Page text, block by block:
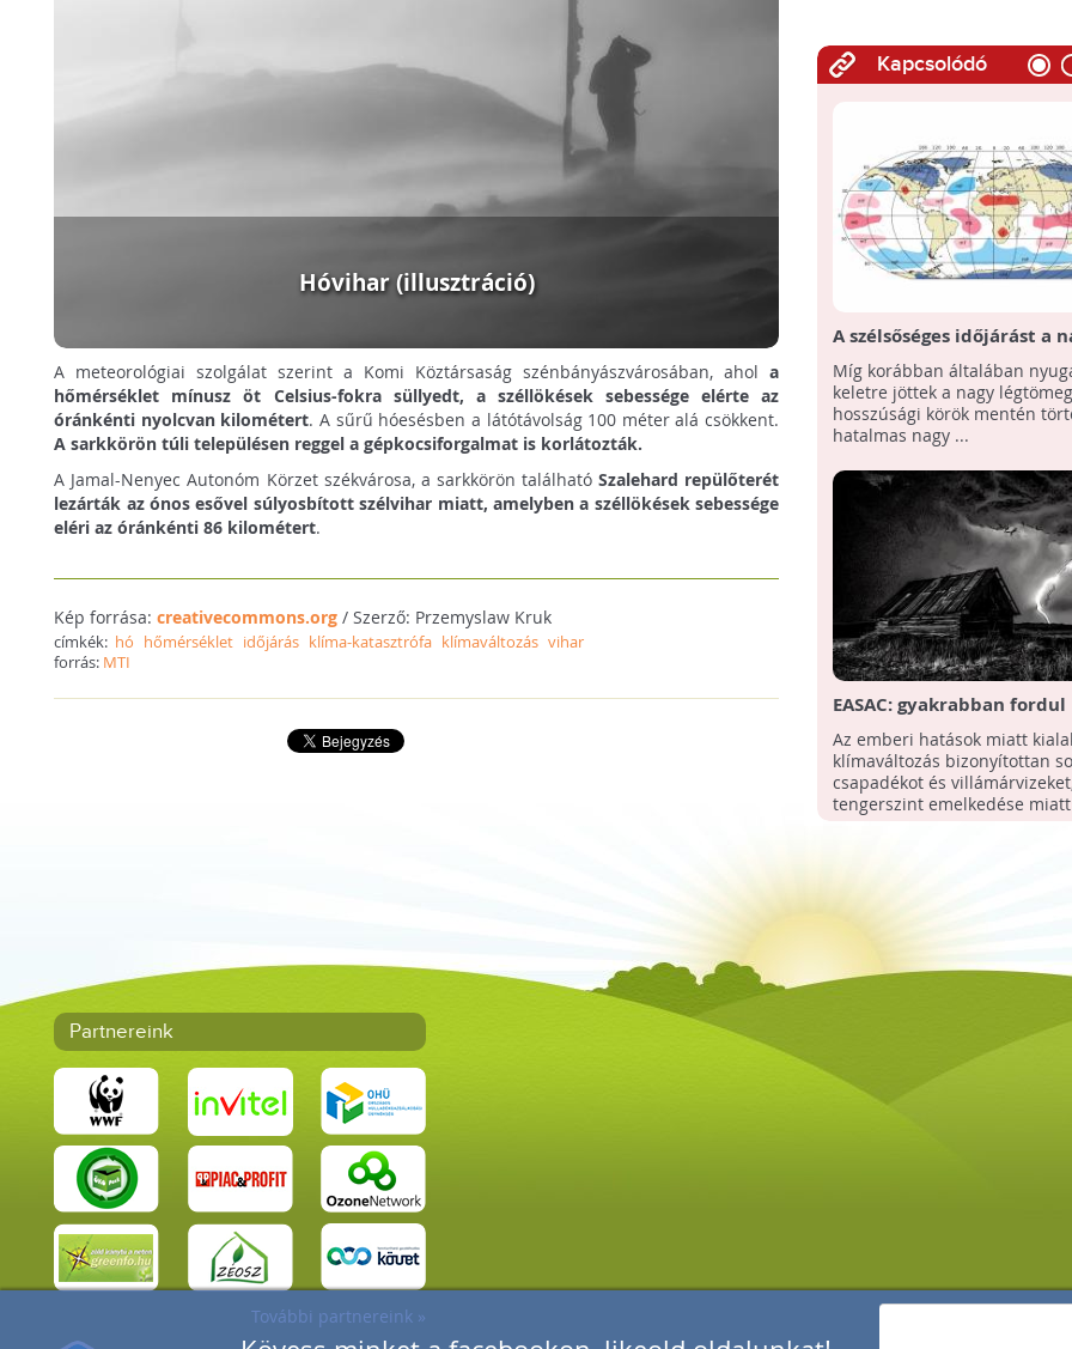
Hóvihar (illusztráció)
A meteorológiai szolgálat szerint a Komi Köztársaság szénbányászvárosában, ahol a
hőmérséklet mínusz öt Celsius-fokra süllyedt, a széllökések sebessége elérte az
óránkénti nyolcvan kilométert. A sűrű hóesésben a látótávolság 100 méter alá csökkent.
A sarkkörön túli településen reggel a gépkocsiforgalmat is korlátozták.
A Jamal-Nenyec Autonóm Körzet székvárosa, a sarkkörön található Szalehard repülőterét
lezárták az ónos esővel súlyosbított szélvihar miatt, amelyben a széllökések sebessége
eléri az óránkénti 86 kilométert.
Kép forrása:creativecommons.org / Szerző: Przemyslaw Kruk
címkék: hó hőmérséklet időjárás klíma-katasztrófa klímaváltozás vihar
forrás: MTI
Kapcsolódó
A szélsőséges időjárást a
légtömegek vándorlási
változása okozhatja
Míg korábban általában
keletre jöttek a nagy
hosszúsági körök mentén
hatalmas nagy ...
EASAC: gyakrabban fordul
szélsőségesre az időjárás
Az emberi hatások miatt
klímaváltozás bizonyítottan
csapadékot és
tengerszint emelkedése
Partnereink
További partnereink »